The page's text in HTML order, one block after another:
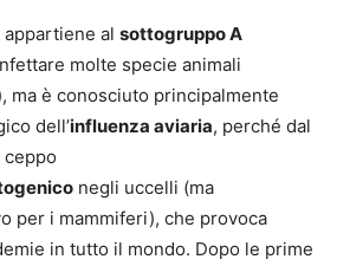
al sottogruppo A
molte specie animali
ma è conosciuto principalmente
dell’influenza aviaria, perché dal
ceppo
negli uccelli (ma
per i mammiferi), che provoca
in tutto il mondo. Dopo le prime